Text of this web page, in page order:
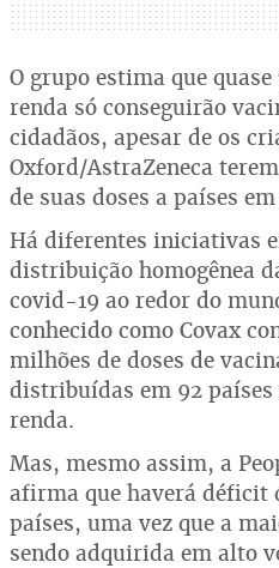
O grupo estima que
renda só conseguirão
cidadãos, apesar de os
Oxford/AstraZeneca
de suas doses a países
Há diferentes iniciativas
distribuição homogênea
covid-19 ao redor do
conhecido como Covax
milhões de doses de
distribuídas em 92
renda.
Mas, mesmo assim, a
afirma que haverá déficit
países, uma vez que a
sendo adquirida em alto